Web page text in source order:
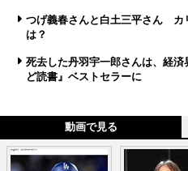
つげ義春さんと白土三平さん カ
は？
死去した丹羽宇一郎さんは、経
ど読書』ベストセラーに
動画で見る